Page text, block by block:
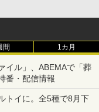
間 1カ月
イル」、ABEMAで「葬
番・配信情報
トイに。全5種で8月下